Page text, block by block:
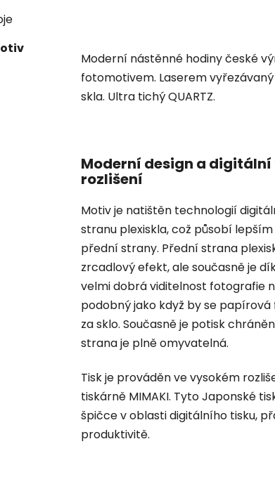
Moderní nástěnné hodiny české
fotomotivem. Laserem
skla. Ultra tichý QUARTZ.
Moderní design a
rozlišení
Motiv je natištěn technologií
stranu plexiskla, což působí
přední strany. Přední strana
zrcadlový efekt, ale současně je
velmi dobrá viditelnost fotografie
podobný jako když by se
za sklo. Současně je potisk
strana je plně omyvatelná.
Tisk je prováděn ve vysokém
tiskárně MIMAKI. Tyto Japonské
špičce v oblasti digitálního tisku,
produktivitě.